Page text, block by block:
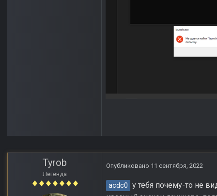
Tyrob
Легенда
Опубликовано 11 сентября, 2022
acdc0 у тебя почему-то не